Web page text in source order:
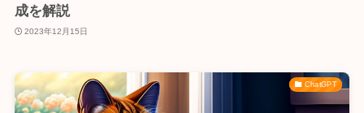
成を解説
2023年12月15日
ChatGPT